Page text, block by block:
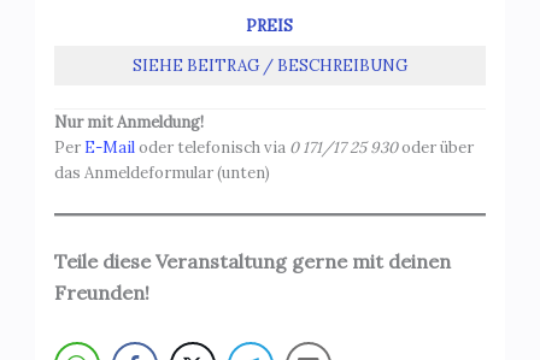
PREIS
SIEHE BEITRAG / BESCHREIBUNG
Nur mit Anmeldung!
Per E-Mailoder telefonisch via 0 171/17 25 930oder über
das Anmeldeformular (unten)
Teile diese Veranstaltung gerne mit deinen
Freunden!